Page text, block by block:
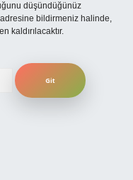
düşündüğünüz
adresine bildirmeniz halinde,
kaldırılacaktır.